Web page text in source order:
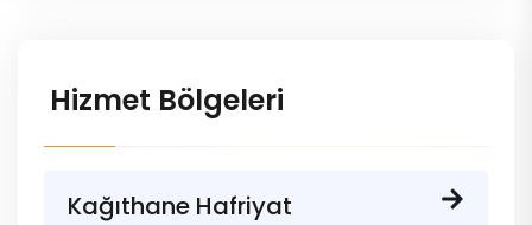
Hizmet Bölgeleri
Kağıthane Hafriyat